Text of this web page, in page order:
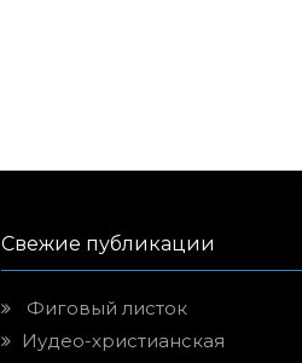
Свежие публикации
Фиговый листок
Иудео-христианская